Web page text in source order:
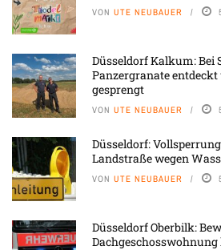
VON UTE NEUBAUER
Düsseldorf Kalkum: Bei
Panzergranate
gesprengt
VON UTE NEUBAUER
Düsseldorf:
Landstraße wegen
VON UTE NEUBAUER
Düsseldorf Oberbilk: